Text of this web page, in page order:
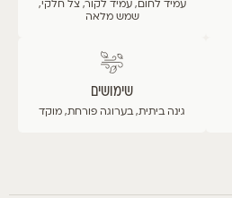
עמיד לחום, עמיד לקור, צל חלקי,
שמש מלאה
שימושים
גינה ביתית, בערוגה פורחת, מוקד